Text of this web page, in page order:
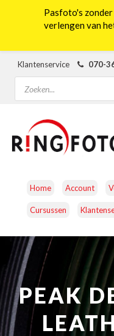
Klantenservice
070-
Producten
zoeken
Home Account
Cursussen
CAMERA’S
NATUUROBSERVATIE
STUDIOFOTOGRAFIE
PEAK
Pasfoto's
verlengen van